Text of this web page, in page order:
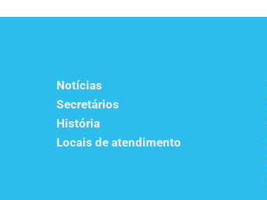
Notícias
Secretários
História
Locais de atendimento